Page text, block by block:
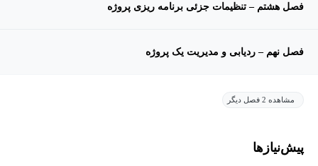
فصل هشتم – تنظیمات جزئی برنامه ریزی پروژه
فصل نهم – ردیابی و مدیریت یک پروژه
مشاهده 2 فصل دیگر
پیش‌نیاز‌ها